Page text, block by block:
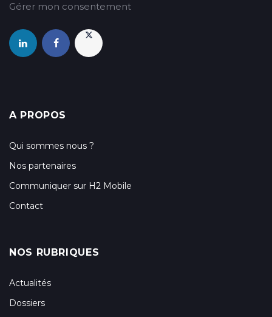
Gérer mon consentement
A PROPOS
Qui sommes nous ?
Nos partenaires
Communiquer sur H2 Mobile
Contact
NOS RUBRIQUES
Actualités
Dossiers